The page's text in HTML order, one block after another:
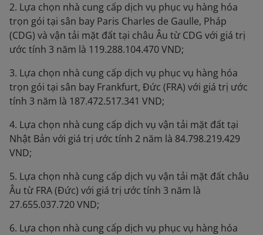
2. Lựa chọn nhà cung cấp dịch vụ phục vụ hàng hóa
trọn gói tại sân bay Paris Charles de Gaulle, Pháp
(CDG) và vận tải mặt đất tại châu Âu từ CDG với giá trị
ước tính 3 năm là 119.288.104.470 VND;
3. Lựa chọn nhà cung cấp dịch vụ phục vụ hàng hóa
trọn gói tại sân bay Frankfurt, Đức (FRA) với giá trị ước
tính 3 năm là 187.472.517.341 VND;
4. Lựa chọn nhà cung cấp dịch vụ vận tải mặt đất tại
Nhật Bản với giá trị ước tính 2 năm là 84.798.219.429
VND;
5. Lựa chọn nhà cung cấp dịch vụ vận tải mặt đất châu
Âu từ FRA (Đức) với giá trị ước tính 3 năm là
27.655.037.720 VND;
6. Lựa chọn nhà cung cấp dịch vụ phục vụ hàng hóa